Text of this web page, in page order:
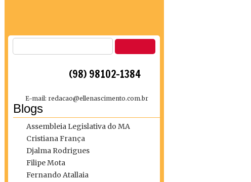
(98) 98102-1384
E-mail: redacao@ellenascimento.com.br
Blogs
Assembleia Legislativa do MA
Cristiana França
Djalma Rodrigues
Filipe Mota
Fernando Atallaia